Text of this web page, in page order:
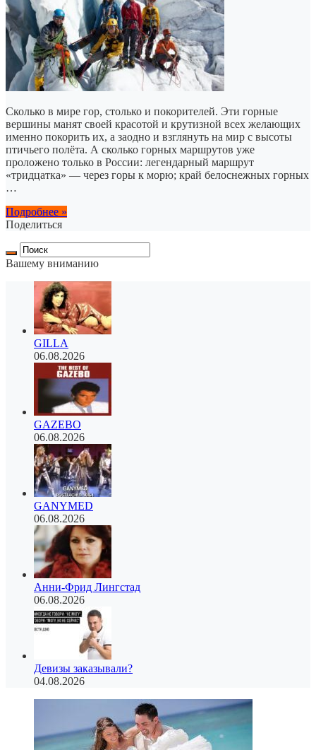
Сколько в мире гор, столько и покорителей. Эти горные
вершины манят своей красотой и крутизной всех желающих
именно покорить их, а заодно и взглянуть на мир с высоты
птичьего полёта. А сколько горных маршрутов уже
проложено только в России: легендарный маршрут
«тридцатка» — через горы к морю; край белоснежных горных
…
Подробнее »
Поделиться
Вашему вниманию
GILLA
06.08.2026
GAZEBO
06.08.2026
GANYMED
06.08.2026
Анни-Фрид Лингстад
06.08.2026
Девизы заказывали?
04.08.2026